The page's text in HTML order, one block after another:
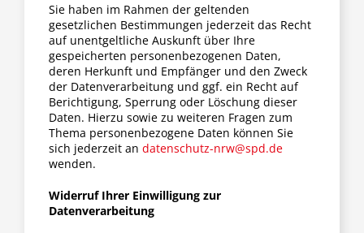
Sie haben im Rahmen der geltenden
gesetzlichen Bestimmungen jederzeit das Recht
auf unentgeltliche Auskunft über Ihre
gespeicherten personenbezogenen Daten,
deren Herkunft und Empfänger und den Zweck
der Datenverarbeitung und ggf. ein Recht auf
Berichtigung, Sperrung oder Löschung dieser
Daten. Hierzu sowie zu weiteren Fragen zum
Thema personenbezogene Daten können Sie
sich jederzeit an datenschutz-nrw@spd.de
wenden.
Widerruf Ihrer Einwilligung zur
Datenverarbeitung